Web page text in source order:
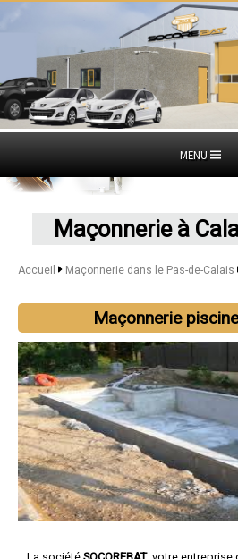
MENU
Maçonnerie à
Accueil Maçonnerie dans le Pas-de-Calais
Maçonnerie